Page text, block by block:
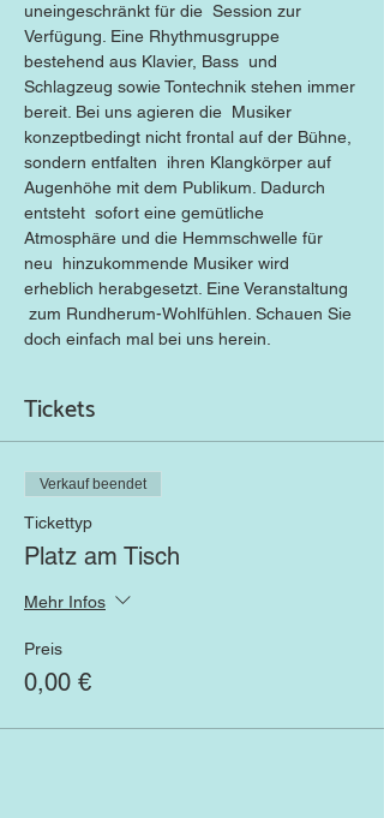
uneingeschränkt für die  Session zur
Verfügung. Eine Rhythmusgruppe
bestehend aus Klavier, Bass  und
Schlagzeug sowie Tontechnik stehen immer
bereit. Bei uns agieren die  Musiker
konzeptbedingt nicht frontal auf der Bühne,
sondern entfalten  ihren Klangkörper auf
Augenhöhe mit dem Publikum. Dadurch
entsteht  sofort eine gemütliche
Atmosphäre und die Hemmschwelle für
neu  hinzukommende Musiker wird
erheblich herabgesetzt. Eine Veranstaltung
zum Rundherum-Wohlfühlen. Schauen Sie
doch einfach mal bei uns herein.
Tickets
Verkauf beendet
Tickettyp
Platz am Tisch
Mehr Infos
Preis
0,00 €